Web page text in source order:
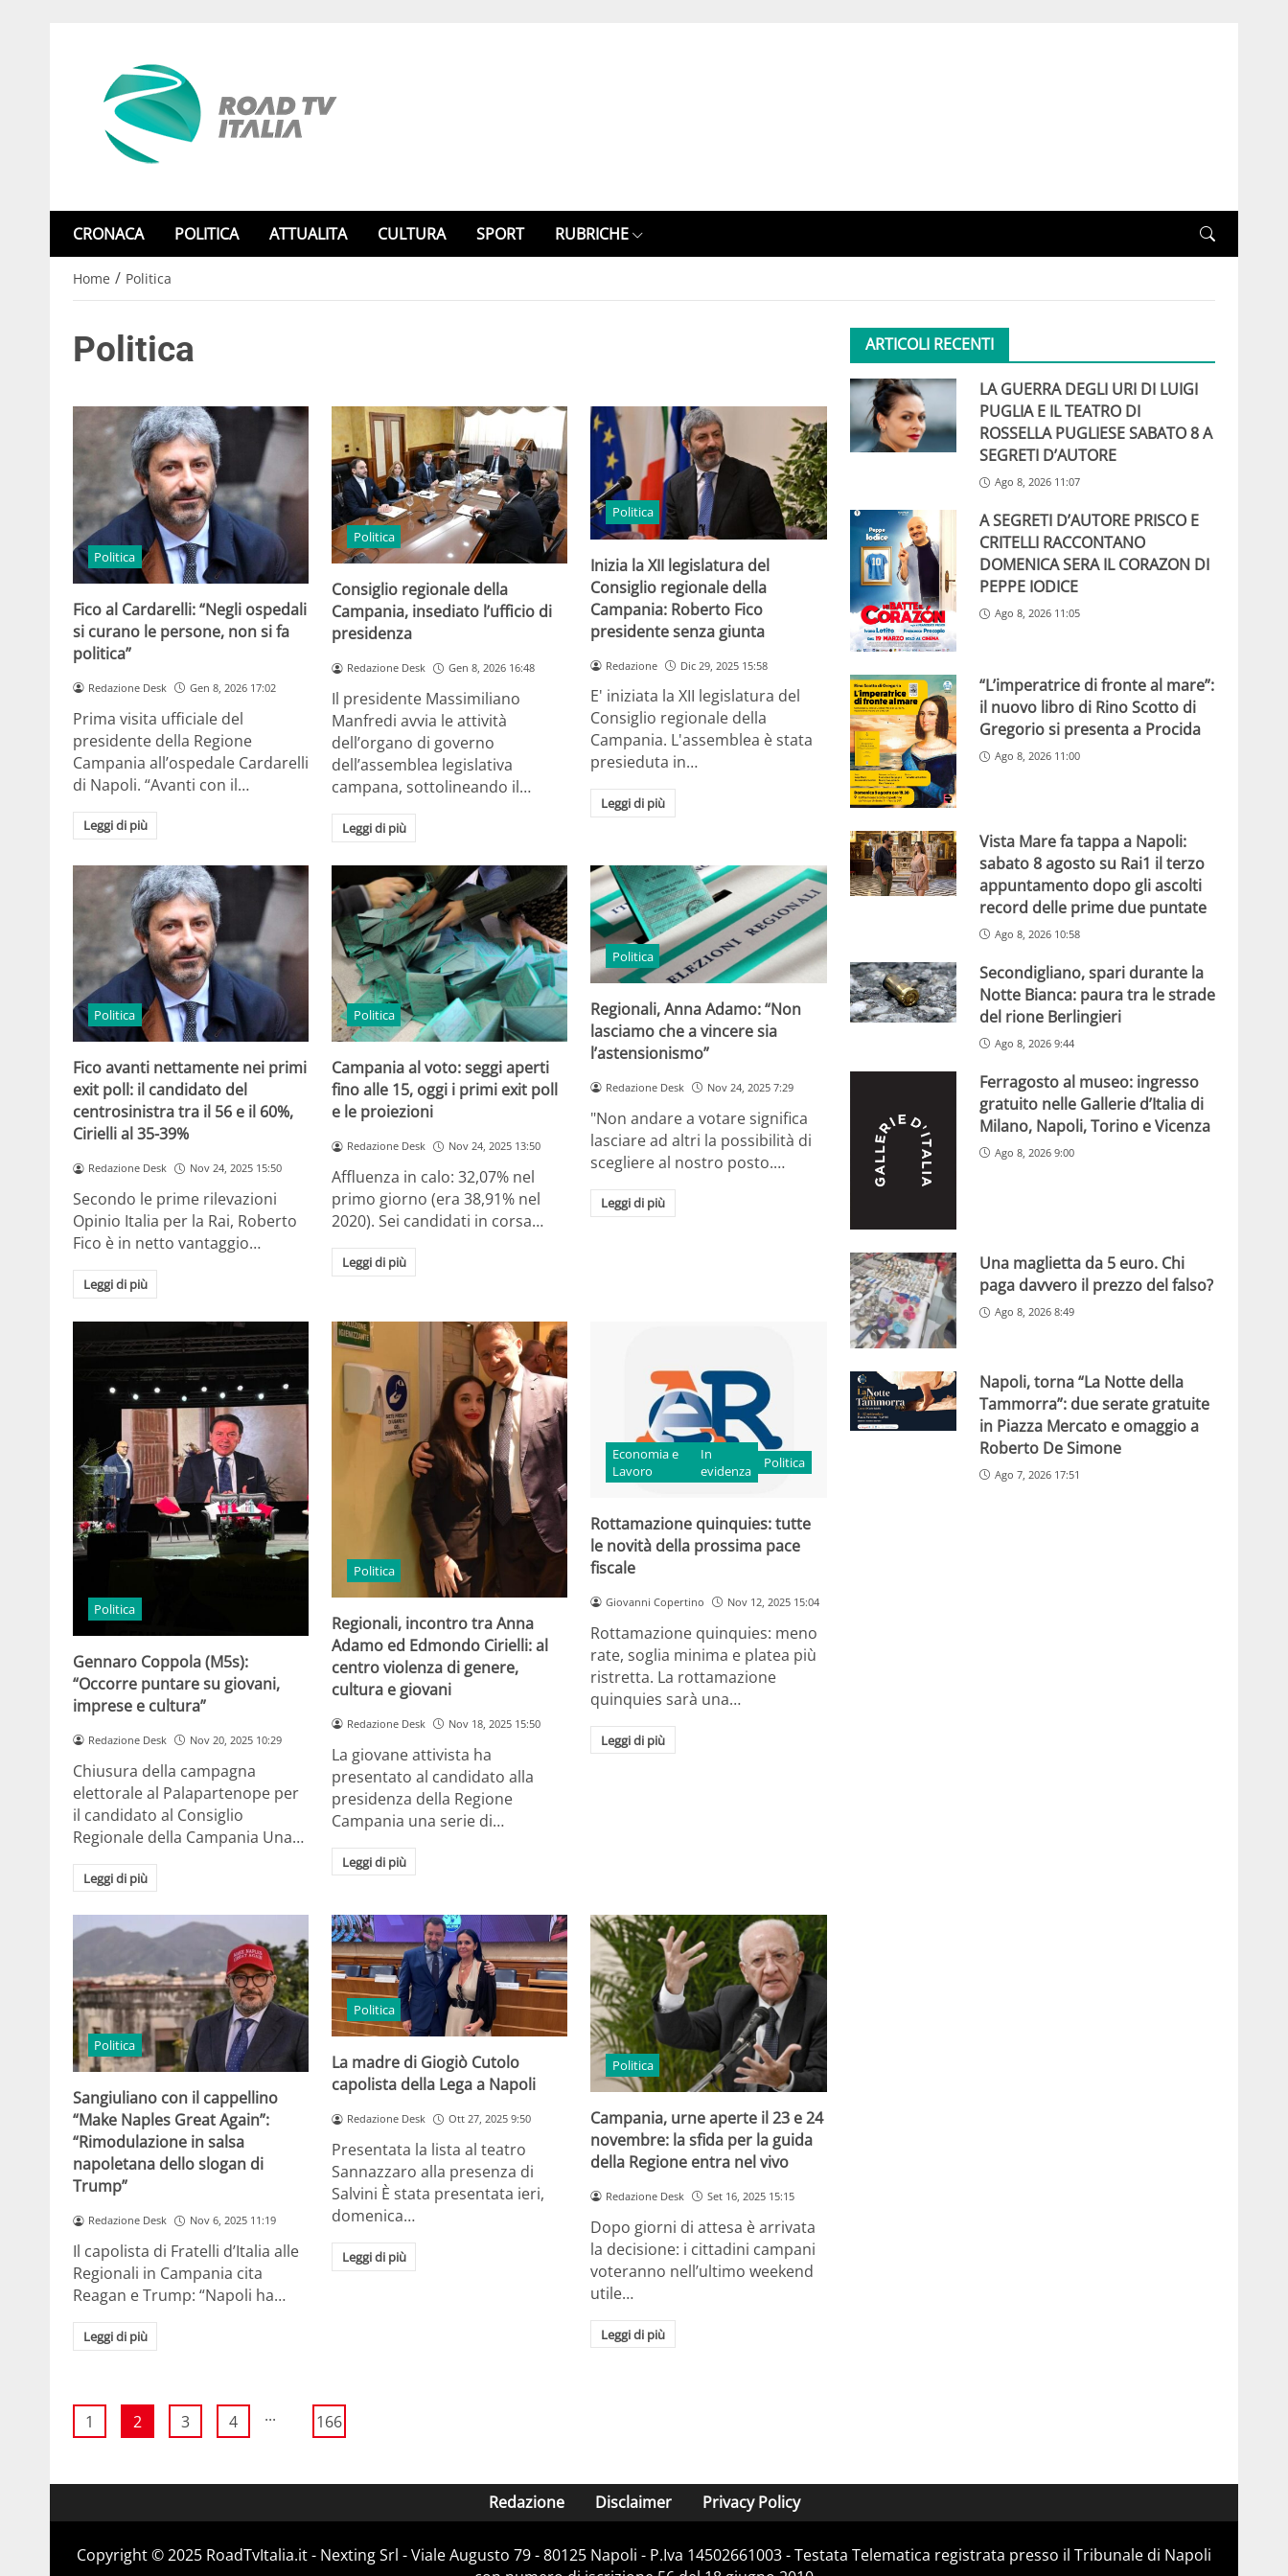
CRONACA POLITICA ATTUALITA CULTURA SPORT RUBRICHE
Home / Politica
Politica
Politica
Fico al Cardarelli: “Negli ospedali
si curano le persone, non si fa
politica”
Redazione Desk Gen 8, 2026 17:02
Prima visita ufficiale del
presidente della Regione
Campania all’ospedale Cardarelli
di Napoli. “Avanti con il…
Leggi di più
Politica
Consiglio regionale della
Campania, insediato l’ufficio di
presidenza
Redazione Desk Gen 8, 2026 16:48
Il presidente Massimiliano
Manfredi avvia le attività
dell’organo di governo
dell’assemblea legislativa
campana, sottolineando il…
Leggi di più
Politica
Inizia la XII legislatura del
Consiglio regionale della
Campania: Roberto Fico
presidente senza giunta
Redazione Dic 29, 2025 15:58
E' iniziata la XII legislatura del
Consiglio regionale della
Campania. L'assemblea è stata
presieduta in…
Leggi di più
Politica
Fico avanti nettamente nei primi
exit poll: il candidato del
centrosinistra tra il 56 e il 60%,
Cirielli al 35-39%
Redazione Desk Nov 24, 2025 15:50
Secondo le prime rilevazioni
Opinio Italia per la Rai, Roberto
Fico è in netto vantaggio…
Leggi di più
Politica
Campania al voto: seggi aperti
fino alle 15, oggi i primi exit poll
e le proiezioni
Redazione Desk Nov 24, 2025 13:50
Affluenza in calo: 32,07% nel
primo giorno (era 38,91% nel
2020). Sei candidati in corsa…
Leggi di più
Politica
Regionali, Anna Adamo: “Non
lasciamo che a vincere sia
l’astensionismo”
Redazione Desk Nov 24, 2025 7:29
"Non andare a votare significa
lasciare ad altri la possibilità di
scegliere al nostro posto.…
Leggi di più
Politica
Gennaro Coppola (M5s):
“Occorre puntare su giovani,
imprese e cultura”
Redazione Desk Nov 20, 2025 10:29
Chiusura della campagna
elettorale al Palapartenope per
il candidato al Consiglio
Regionale della Campania Una…
Leggi di più
Politica
Regionali, incontro tra Anna
Adamo ed Edmondo Cirielli: al
centro violenza di genere,
cultura e giovani
Redazione Desk Nov 18, 2025 15:50
La giovane attivista ha
presentato al candidato alla
presidenza della Regione
Campania una serie di…
Leggi di più
Economia e
Lavoro
In
evidenza
Politica
Rottamazione quinquies: tutte
le novità della prossima pace
fiscale
Giovanni Copertino Nov 12, 2025 15:04
Rottamazione quinquies: meno
rate, soglia minima e platea più
ristretta. La rottamazione
quinquies sarà una…
Leggi di più
Politica
Sangiuliano con il cappellino
“Make Naples Great Again”:
“Rimodulazione in salsa
napoletana dello slogan di
Trump”
Redazione Desk Nov 6, 2025 11:19
Il capolista di Fratelli d’Italia alle
Regionali in Campania cita
Reagan e Trump: “Napoli ha…
Leggi di più
Politica
La madre di Giogiò Cutolo
capolista della Lega a Napoli
Redazione Desk Ott 27, 2025 9:50
Presentata la lista al teatro
Sannazzaro alla presenza di
Salvini È stata presentata ieri,
domenica…
Leggi di più
Politica
Campania, urne aperte il 23 e 24
novembre: la sfida per la guida
della Regione entra nel vivo
Redazione Desk Set 16, 2025 15:15
Dopo giorni di attesa è arrivata
la decisione: i cittadini campani
voteranno nell’ultimo weekend
utile…
Leggi di più
1 2 3 4 ... 166
ARTICOLI RECENTI
LA GUERRA DEGLI URI DI LUIGI
PUGLIA E IL TEATRO DI
ROSSELLA PUGLIESE SABATO 8 A
SEGRETI D’AUTORE
Ago 8, 2026 11:07
A SEGRETI D’AUTORE PRISCO E
CRITELLI RACCONTANO
DOMENICA SERA IL CORAZON DI
PEPPE IODICE
Ago 8, 2026 11:05
“L’imperatrice di fronte al mare”:
il nuovo libro di Rino Scotto di
Gregorio si presenta a Procida
Ago 8, 2026 11:00
Vista Mare fa tappa a Napoli:
sabato 8 agosto su Rai1 il terzo
appuntamento dopo gli ascolti
record delle prime due puntate
Ago 8, 2026 10:58
Secondigliano, spari durante la
Notte Bianca: paura tra le strade
del rione Berlingieri
Ago 8, 2026 9:44
Ferragosto al museo: ingresso
gratuito nelle Gallerie d’Italia di
Milano, Napoli, Torino e Vicenza
Ago 8, 2026 9:00
Una maglietta da 5 euro. Chi
paga davvero il prezzo del falso?
Ago 8, 2026 8:49
Napoli, torna “La Notte della
Tammorra”: due serate gratuite
in Piazza Mercato e omaggio a
Roberto De Simone
Ago 7, 2026 17:51
Redazione Disclaimer Privacy Policy
Copyright ©️ 2025 RoadTvItalia.it - Nexting Srl - Viale Augusto 79 - 80125 Napoli - P.Iva 14502661003 - Testata Telematica registrata presso il Tribunale di Napoli